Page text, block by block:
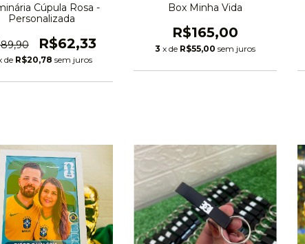
Cúpula Rosa -
Personalizada
R$62,33
de R$20,78 sem juros
Box Minha Vida
R$165,00
3 x de R$55,00 sem juros